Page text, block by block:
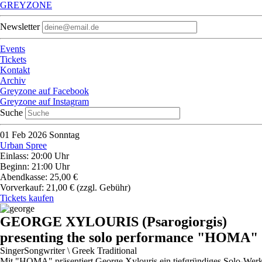
GREYZONE
Newsletter
Events
Tickets
Kontakt
Archiv
Greyzone auf Facebook
Greyzone auf Instagram
Suche
01 Feb 2026 Sonntag
Urban Spree
Einlass: 20:00 Uhr
Beginn: 21:00 Uhr
Abendkasse: 25,00 €
Vorverkauf: 21,00 € (zzgl. Gebühr)
Tickets kaufen
GEORGE XYLOURIS (Psarogiorgis)
presenting the solo performance "HOMA"
SingerSongwriter \ Greek Traditional